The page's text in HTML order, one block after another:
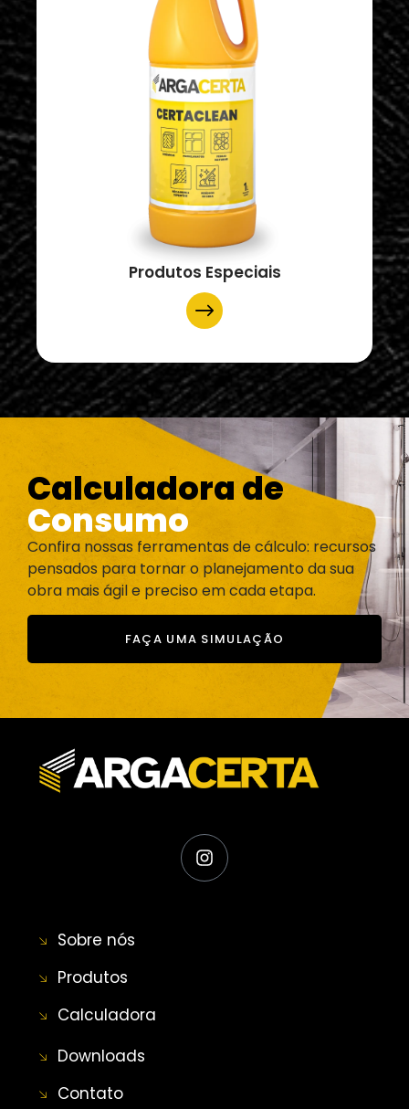
Produtos Especiais
Calculadora de
Consumo
Confira nossas ferramentas de cálculo: recursos
pensados para tornar o planejamento da sua
obra mais ágil e preciso em cada etapa.
FAÇA UMA SIMULAÇÃO
Sobre nós
Produtos
Calculadora
Downloads
Contato